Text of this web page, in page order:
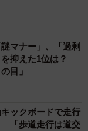
マナー」、「過剰
を抑えた1位は？
目」
ックボードで走行
「歩道走行は道交